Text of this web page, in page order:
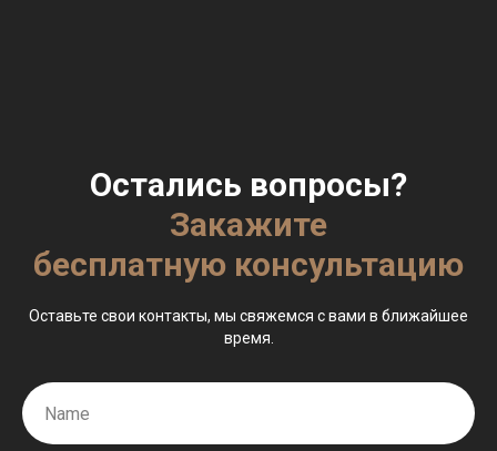
Остались вопросы?
Закажите
бесплатную консультацию
Оставьте свои контакты, мы свяжемся с вами в ближайшее
время.